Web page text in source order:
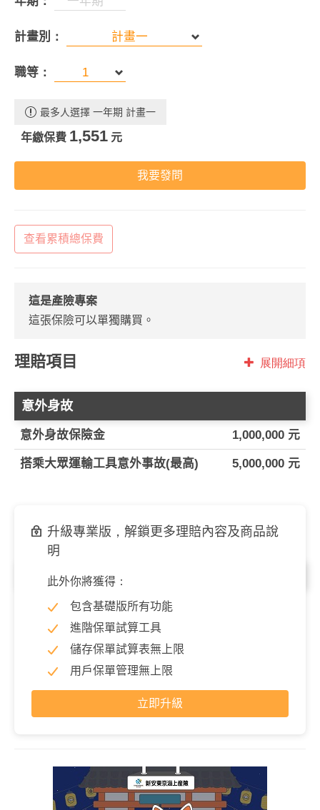
計畫別：
職等：
最多人選擇 一年期 計畫一
年繳保費 1,551 元
我要發問
查看累積總保費
這是產險專案
這張保險可以單獨購買。
理賠項目 展開細項
意外身故
意外身故保險金 1,000,000 元
搭乘大眾運輸工具意外事故(最高) 5,000,000 元
意外失能
失能保險金
因意外導致失能時，依失能等級表理賠一次性保險金，展開
細項可以查看各等級理賠金。
升級專業版，解鎖更多理賠內容及商品說
明
此外你將獲得：
包含基礎版所有功能
進階保單試算工具
儲存保單試算表無上限
用戶保單管理無上限
立即升級